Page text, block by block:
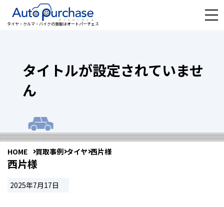
タイヤ・クルマ・バイクの買取はオートパーチェス
タイトルが設定されていませ
ん
HOME 買取事例 タイヤ 西片様
西片様
2025年7月17日